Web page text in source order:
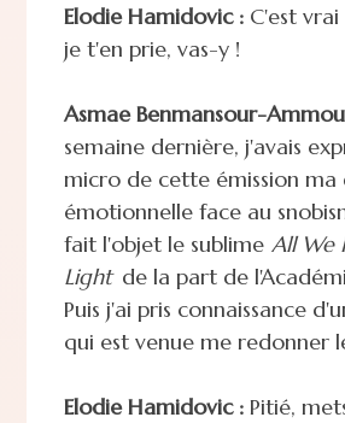
Elodie Hamidovic :C'est vrai
je t'en prie, vas-y !
Asmae Benmansour-
semaine dernière, j'avais
micro de cette émission ma
émotionnelle face au
fait l'objet le sublime All We
Light de la part de
Puis j'ai pris connaissance
qui est venue me redonner
Elodie Hamidovic : Pitié,